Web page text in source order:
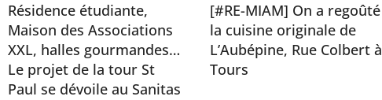
Résidence étudiante,
Maison des Associations
XXL, halles gourmandes…
Le projet de la tour St
Paul se dévoile au Sanitas
[#RE-MIAM] On a regoûté
la cuisine originale de
L’Aubépine, Rue Colbert à
Tours